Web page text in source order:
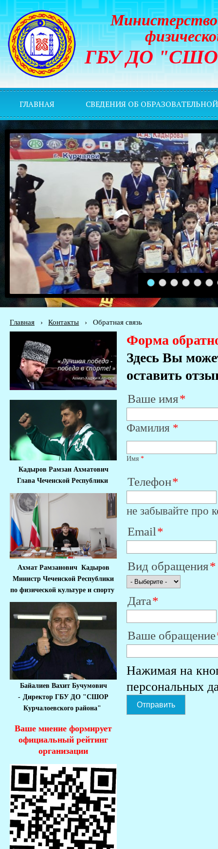
Министерство
ГБУ ДО "СШОР
ГЛАВНАЯ СВЕДЕНИЯ ОБ
1 2 3 4 5 6
Главная › Контакты › Обратная связь
Кадыров Рамзан Ахматович
Глава Чеченской Республики
Ахмат Рамзанович Кадыров
Министр Чеченской Республики
по физической культуре и спорту
Байалиев Вахит Бучумович
- Директор ГБУ ДО "СШОР
Курчалоевского района"
Ваше мнение формирует
официальный рейтинг
организации
Форма
Здесь Вы
оставить
Ваше имя
Фамилия *
Имя *
Телефон
не забывайте про
Email
Вид обращения
Дата
Ваше обращение
Нажимая на
персональных
Отправить